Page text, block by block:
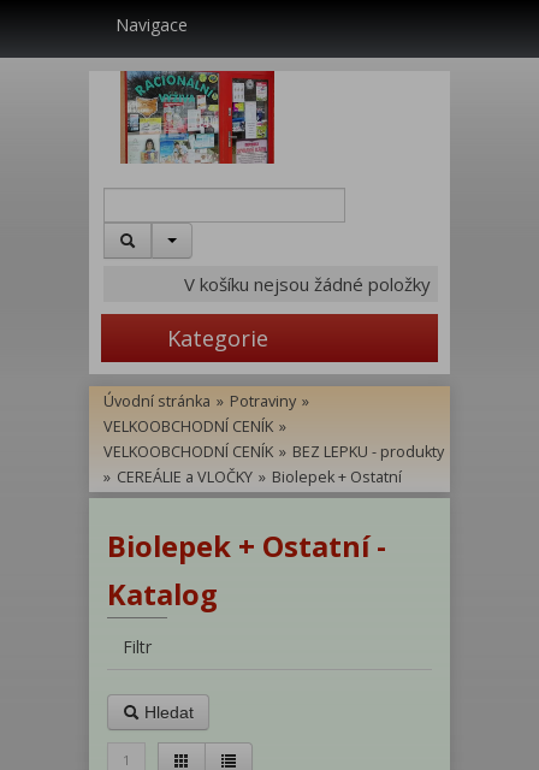
Navigace
V košíku nejsou žádné položky
Kategorie
Úvodní stránka » Potraviny »
VELKOOBCHODNÍ CENÍK »
VELKOOBCHODNÍ CENÍK » BEZ LEPKU - produkty
» CEREÁLIE a VLOČKY » Biolepek + Ostatní
Biolepek + Ostatní -
Katalog
Filtr
Hledat
1